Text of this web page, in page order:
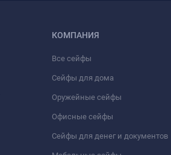
КОМПАНИЯ
Все сейфы
Сейфы для дома
Оружейные сейфы
Офисные сейфы
Сейфы для денег и документов